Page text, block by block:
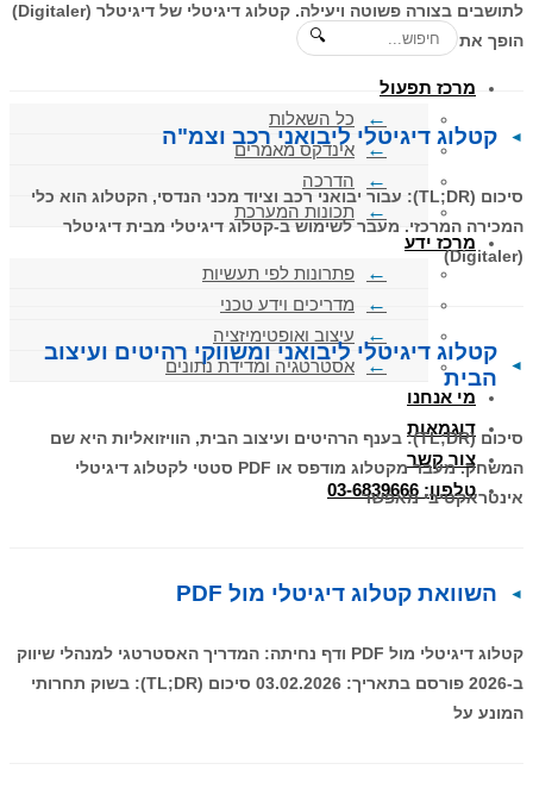
🔍
מרכז תפעול
כל השאלות
אינדקס מאמרים
הדרכה
תכונות המערכת
מרכז ידע
פתרונות לפי תעשיות
מדריכים וידע טכני
עיצוב ואופטימיזציה
אסטרטגיה ומדידת נתונים
מי אנחנו
דוגמאות
צור קשר
טלפון: 03-6839666
לתושבים בצורה פשוטה ויעילה. קטלוג דיגיטלי של דיגיטלר (Digitaler)
הופך את
קטלוג דיגיטלי ליבואני רכב וצמ"ה
סיכום (TL;DR): עבור יבואני רכב וציוד מכני הנדסי, הקטלוג הוא כלי
המכירה המרכזי. מעבר לשימוש ב-קטלוג דיגיטלי מבית דיגיטלר
(Digitaler)
קטלוג דיגיטלי ליבואני ומשווקי רהיטים ועיצוב
הבית
סיכום (TL;DR): בענף הרהיטים ועיצוב הבית, הוויזואליות היא שם
המשחק. מעבר מקטלוג מודפס או PDF סטטי לקטלוג דיגיטלי
אינטראקטיבי מאפשר
השוואת קטלוג דיגיטלי מול PDF
קטלוג דיגיטלי מול PDF ודף נחיתה: המדריך האסטרטגי למנהלי שיווק
ב-2026 פורסם בתאריך: 03.02.2026 סיכום (TL;DR): בשוק תחרותי
המונע על